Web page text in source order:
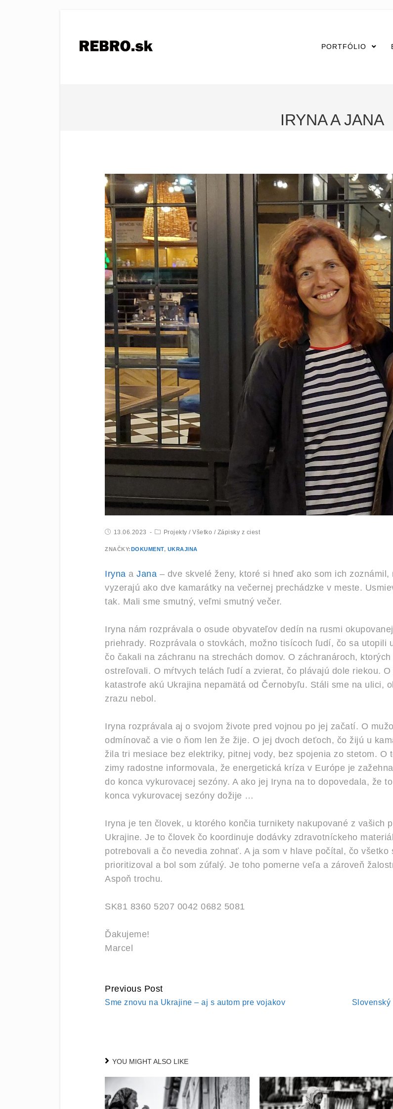
PORTFÓLIO
IRYNA A JANA
13.06.2023 Projekty / Všetko / Zápisky z ciest
ZNAČKY:DOKUMENT, UKRAJINA
Iryna a Jana – dve skvelé ženy, ktoré si hneď ako som ich
vyzerajú ako dve kamarátky na večernej prechádzke v meste.
tak. Mali sme smutný, veľmi smutný večer.
Iryna nám rozprávala o osude obyvateľov dedín na rusmi
priehrady. Rozprávala o stovkách, možno tisícoch ľudí, čo sa utopili
čo čakali na záchranu na strechách domov. O záchranároch,
ostreľovali. O mŕtvych telách ľudí a zvierat, čo plávajú dole riekou.
katastrofe akú Ukrajina nepamätá od Černobyľu. Stáli sme na ulici,
zrazu nebol.
Iryna rozprávala aj o svojom živote pred vojnou po jej začatí. O
odmínovač a vie o ňom len že žije. O jej dvoch deťoch, čo žijú u
žila tri mesiace bez elektriky, pitnej vody, bez spojenia zo stetom. O
zimy radostne informovala, že energetická kríza v Európe je
do konca vykurovacej sezóny. A ako jej Iryna na to dopovedala, že
konca vykurovacej sezóny dožije …
Iryna je ten človek, u ktorého končia turnikety nakupované z vašich
Ukrajine. Je to človek čo koordinuje dodávky zdravotníckeho
potrebovali a čo nevedia zohnať. A ja som v hlave počítal, čo
prioritizoval a bol som zúfalý. Je toho pomerne veľa a zároveň
Aspoň trochu.
SK81 8360 5207 0042 0682 5081
Ďakujeme!
Marcel
CONTINUE
READING
Previous Post
Sme znovu na Ukrajine – aj s autom pre vojakov
Slovenský
YOU MIGHT ALSO LIKE